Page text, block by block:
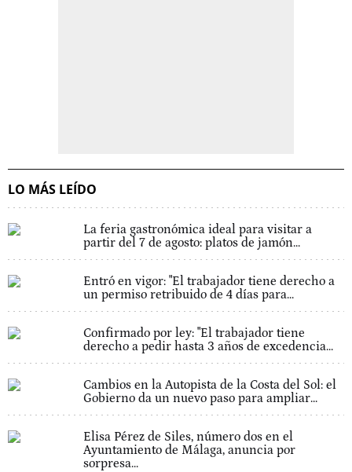
LO MÁS LEÍDO
La feria gastronómica ideal para visitar a
partir del 7 de agosto: platos de jamón...
Entró en vigor: "El trabajador tiene derecho a
un permiso retribuido de 4 días para...
Confirmado por ley: "El trabajador tiene
derecho a pedir hasta 3 años de excedencia...
Cambios en la Autopista de la Costa del Sol: el
Gobierno da un nuevo paso para ampliar...
Elisa Pérez de Siles, número dos en el
Ayuntamiento de Málaga, anuncia por
sorpresa...